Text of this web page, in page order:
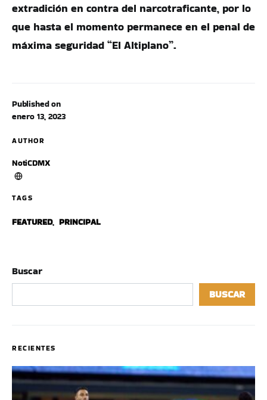
Published on
enero 13, 2023
AUTHOR
NotiCDMX
TAGS
FEATURED, PRINCIPAL
extradición en contra del narcotraficante, por lo
que hasta el momento permanece en el penal de
máxima seguridad “El Altiplano”.
Buscar
BUSCAR
RECIENTES